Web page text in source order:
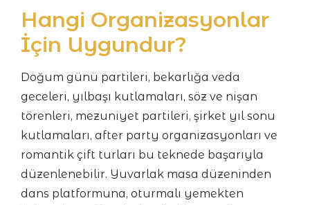
Hangi Organizasyonlar
İçin Uygundur?
Doğum günü partileri, bekarlığa veda
geceleri, yılbaşı kutlamaları, söz ve nişan
törenleri, mezuniyet partileri, şirket yıl sonu
kutlamaları, after party organizasyonları ve
romantik çift turları bu teknede başarıyla
düzenlenebilir. Yuvarlak masa düzeninden
dans platformuna, oturmalı yemekten